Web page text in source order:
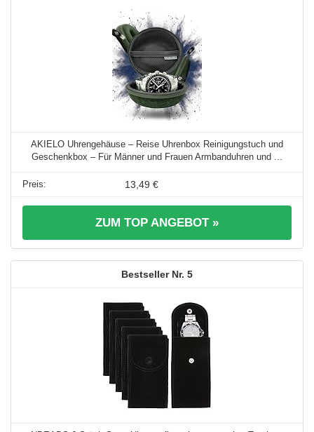
AKIELO Uhrengehäuse – Reise Uhrenbox Reinigungstuch und
Geschenkbox – Für Männer und Frauen Armbanduhren und ...
13,49 €
ZUM TOP ANGEBOT »
5